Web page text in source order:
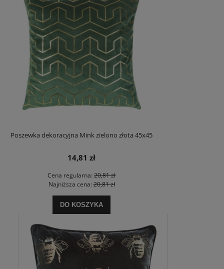
Poszewka dekoracyjna Mink zielono złota 45x45
14,81 zł
Cena regularna: 20,81 zł
Najniższa cena:20,81 zł
DO KOSZYKA